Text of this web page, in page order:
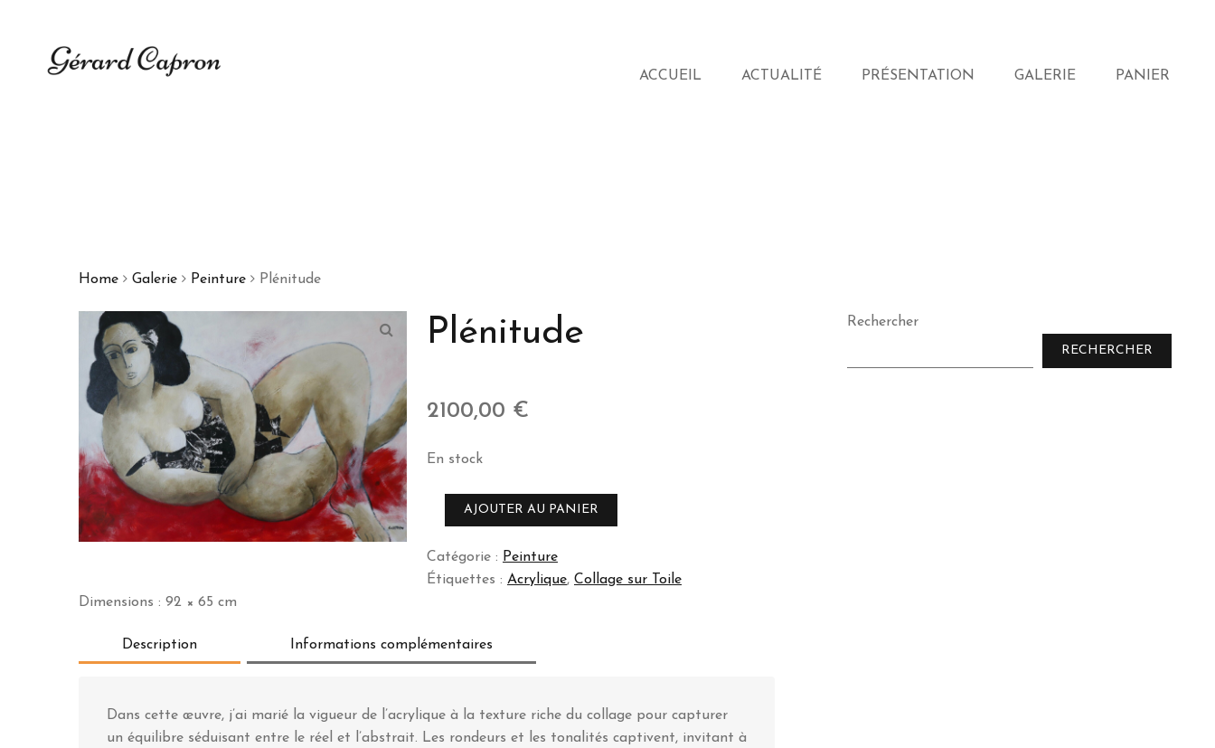
ACCUEIL ACTUALITÉ PRÉSENTATION GALERIE PANIER
Home Galerie Peinture Plénitude
Plénitude
2100,00 €
En stock
quantité
AJOUTER AU PANIER
Catégorie : Peinture
Étiquettes : Acrylique, Collage sur Toile
Dimensions : 92 × 65 cm
Description Informations complémentaires
Dans cette œuvre, j’ai marié la vigueur de l’acrylique à la texture riche du collage pour capturer
un équilibre séduisant entre le réel et l’abstrait. Les rondeurs et les tonalités captivent, invitant à
Rechercher
RECHERCHER